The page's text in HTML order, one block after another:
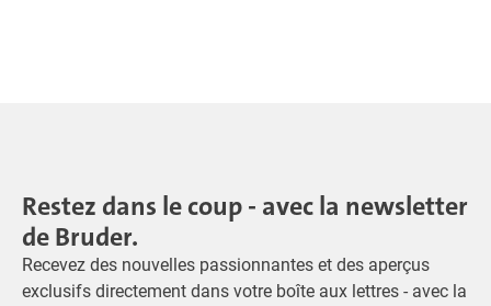
Restez dans le coup - avec la newsletter
de Bruder.
Recevez des nouvelles passionnantes et des aperçus
exclusifs directement dans votre boîte aux lettres - avec la